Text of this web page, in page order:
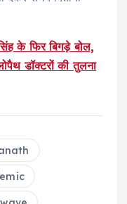
के फिर बिगड़े बोल,
डॉक्टरों की तुलना